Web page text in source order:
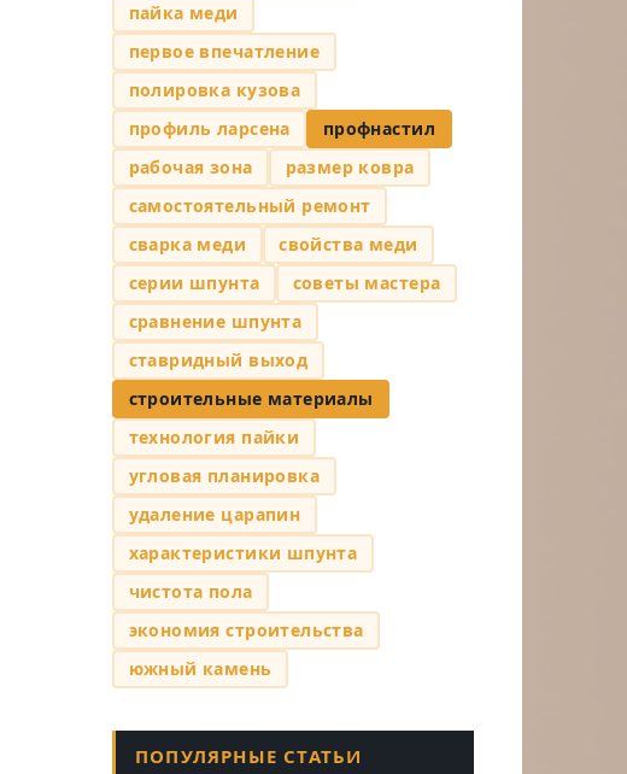
пайка меди
первое впечатление
полировка кузова
профиль ларсена
профнастил
рабочая зона
размер ковра
самостоятельный ремонт
сварка меди
свойства меди
серии шпунта
советы мастера
сравнение шпунта
ставридный выход
строительные материалы
технология пайки
угловая планировка
удаление царапин
характеристики шпунта
чистота пола
экономия строительства
южный камень
ПОПУЛЯРНЫЕ СТАТЬИ